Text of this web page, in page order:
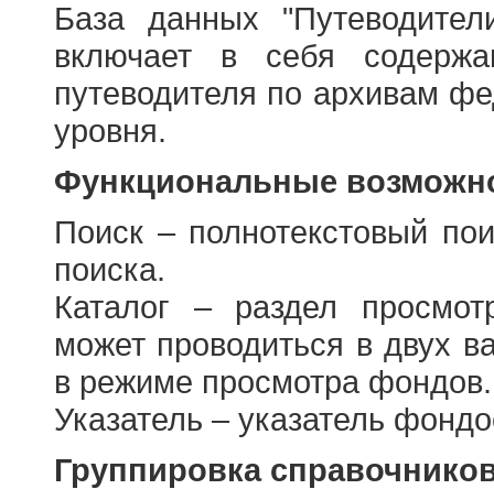
База данных
включает в себя
путеводителя по архивам
уровня.
Функциональные
Поиск – полнотекстовый
поиска.
Каталог – раздел
может проводиться в двух
в режиме просмотра фондов.
Указатель – указатель
Группировка